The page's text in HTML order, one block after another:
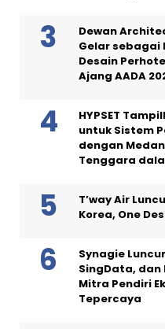
Dewan
Gelar sebagai
Desain
Ajang AADA
HYPSET
untuk Sistem
dengan
Tenggara
T’way Air
Korea, One
Synagie
SingData, dan
Mitra Pendiri
Tepercaya